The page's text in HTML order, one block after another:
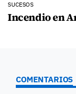
SUCESOS
Incendio en
COMENTARIOS